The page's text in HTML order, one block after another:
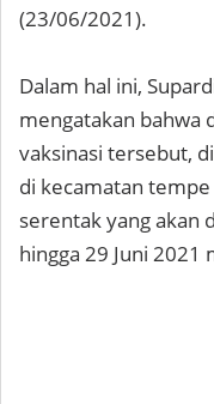
(23/06/2021).
Dalam hal ini,
mengatakan bahwa
vaksinasi tersebut,
di kecamatan
serentak yang akan
hingga 29 Juni 2021